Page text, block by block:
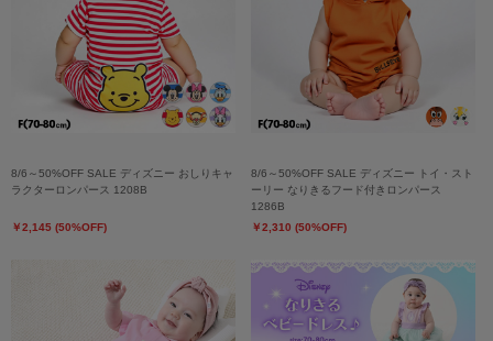
8/6～50%OFF SALE ディズニー おしりキャ
ラクターロンパース 1208B
￥2,145 (50%OFF)
8/6～50%OFF SALE ディズニー トイ・スト
ーリー なりきるフード付きロンパース
1286B
￥2,310 (50%OFF)